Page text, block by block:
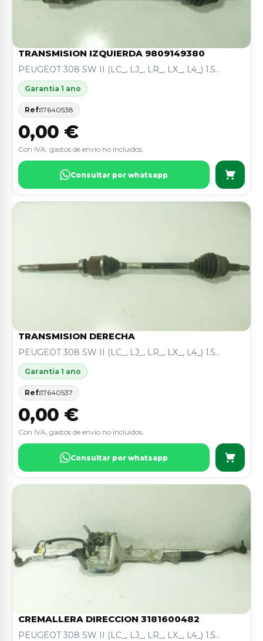
TRANSMISION IZQUIERDA 9809149380
PEUGEOT 308 SW II (LC_, LJ_, LR_, LX_, L4_) 1.5...
Garantia 1 ano
Ref:17640538
0,00 €
Con IVA, gastos de envio no incluidos.
Consultar por whatsapp
TRANSMISION DERECHA
PEUGEOT 308 SW II (LC_, LJ_, LR_, LX_, L4_) 1.5...
Garantia 1 ano
Ref:17640537
0,00 €
Con IVA, gastos de envio no incluidos.
Consultar por whatsapp
CREMALLERA DIRECCION 3181600482
PEUGEOT 308 SW II (LC_, LJ_, LR_, LX_, L4_) 1.5...